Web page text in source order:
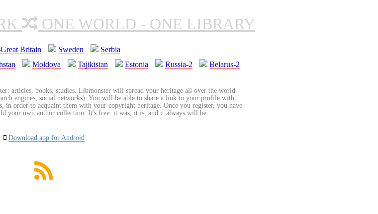
ONE WORLD - ONE LIBRARY
Britain Sweden
Serbia
Moldova Tajikistan Estonia Russia-2 Belarus-2
articles, books, studies. Libmonster will spread your heritage all over the world
engines, social networks). You will be able to share a link to your profile with
in order to acquaint them with your copyright heritage. Once you register, you have
your own author collection. It's free: it was, it is, and it always will be.
Download app for Android